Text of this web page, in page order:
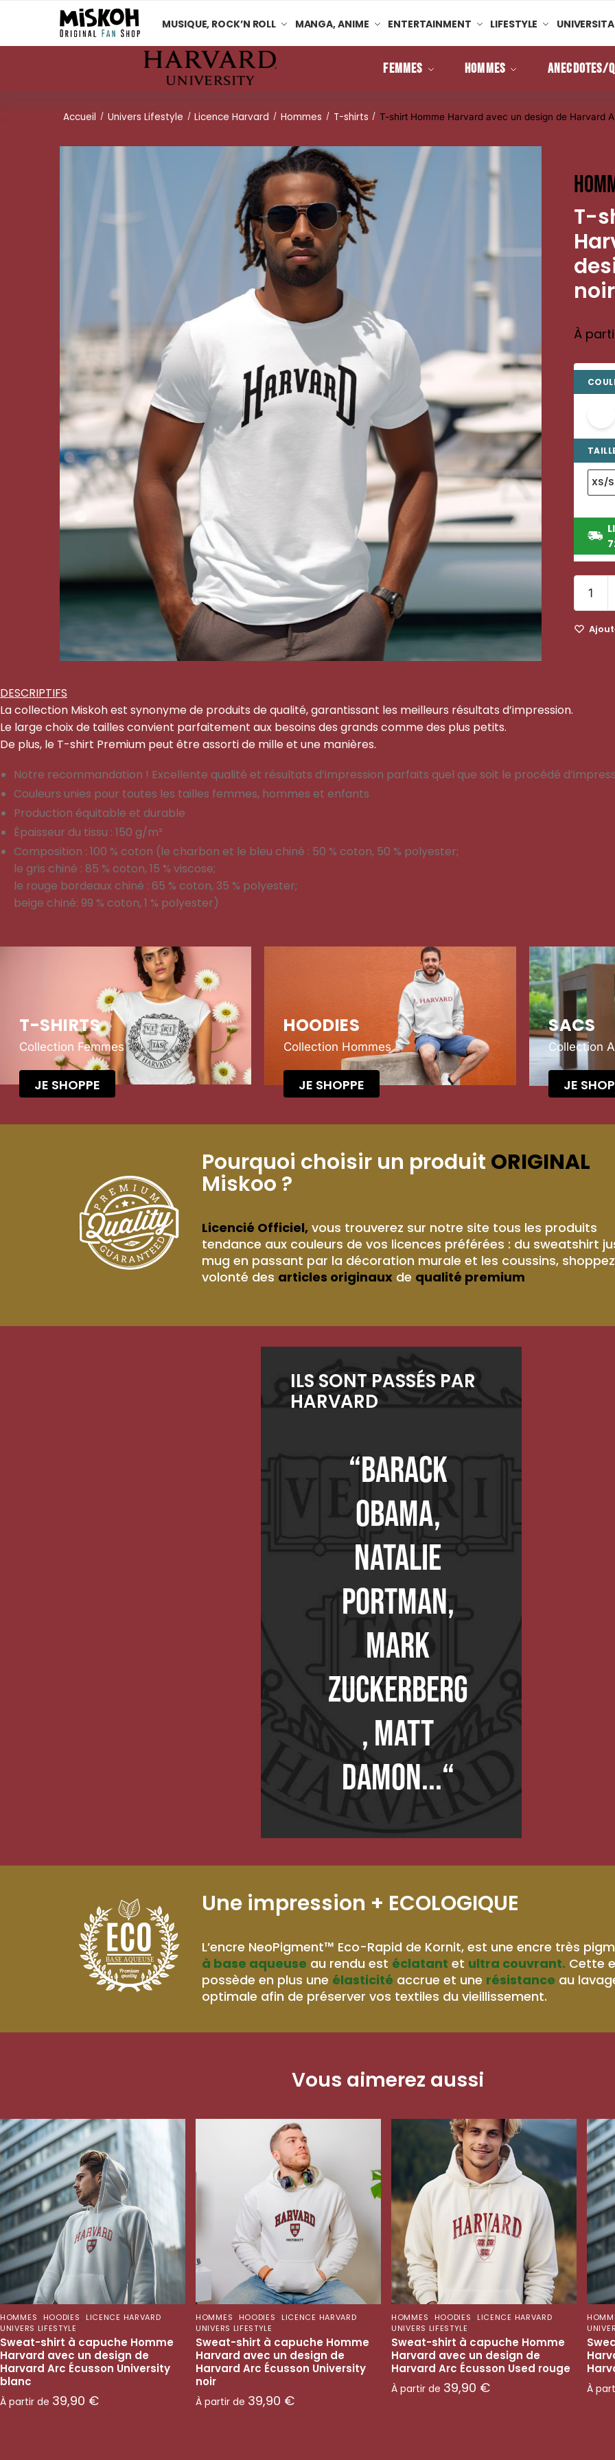
MUSIQUE, ROCK’N ROLL MANGA, ANIME ENTERTAINMENT LIFESTYLE
FEMMES HOMMES ANECDOTES/
Accueil / Univers Lifestyle / Licence Harvard / Hommes / T-shirts / T-shirt Homme Harvard avec un design de Harvard
T-
noir
À
XS/S
DESCRIPTIFS
La collection Miskoh est synonyme de produits de qualité, garantissant les meilleurs résultats d’impression.
Le large choix de tailles convient parfaitement aux besoins des grands comme des plus petits.
De plus, le T-shirt Premium peut être assorti de mille et une manières.
Notre recommandation ! Excellente qualité et résultats d’impression parfaits quel que soit le procédé
Couleurs unies pour toutes les tailles femmes, hommes et enfants
Production équitable et durable
Épaisseur du tissu : 150 g/m²
Composition : 100 % coton (le charbon et le bleu chiné : 50 % coton, 50 % polyester;
le gris chiné : 85 % coton, 15 % viscose;
le rouge bordeaux chiné : 65 % coton, 35 % polyester;
beige chiné: 99 % coton, 1 % polyester)
T-SHIRTS
Collection Femmes
JE SHOPPE
HOODIES
Collection Hommes
JE SHOPPE
SACS
Collection
JE
Pourquoi choisir un produit ORIGINAL
Miskoo ?
Licencié Officiel, vous trouverez sur notre site tous les produits
tendance aux couleurs de vos licences préférées : du sweatshirt
mug en passant par la décoration murale et les coussins,
volonté des articles originaux de qualité premium
ILS SONT PASSÉS PAR
HARVARD
“Barack
Obama,
Natalie
Portman,
Mark
Zuckerberg
, Matt
Damon...“
BASE AQUEUSE
Une impression + ECOLOGIQUE
L’encre NeoPigment™ Eco-Rapid de Kornit, est une encre très
à base aqueuse au rendu est éclatant et ultra couvrant. Cette
possède en plus une élasticité accrue et une résistance au
optimale afin de préserver vos textiles du vieillissement.
Vous aimerez aussi
HOMMES, HOODIES, LICENCE HARVARD,
UNIVERS LIFESTYLE
Sweat-shirt à capuche Homme
Harvard avec un design de
Harvard Arc Écusson University
blanc
À partir de 39,90 €
HOMMES, HOODIES, LICENCE HARVARD,
UNIVERS LIFESTYLE
Sweat-shirt à capuche Homme
Harvard avec un design de
Harvard Arc Écusson University
noir
À partir de 39,90 €
HOMMES, HOODIES, LICENCE HARVARD,
UNIVERS LIFESTYLE
Sweat-shirt à capuche Homme
Harvard avec un design de
Harvard Arc Écusson Used rouge
À partir de 39,90 € À